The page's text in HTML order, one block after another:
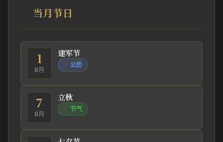
当月节日
1
8月
建军节
公历
7
8月
立秋
节气